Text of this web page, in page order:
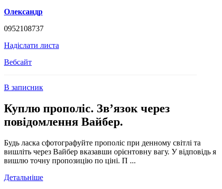
Олександр
0952108737
Надіслати листа
Вебсайт
В записник
Куплю прополіс. Звʼязок через
повідомлення Вайбер.
Будь ласка сфотографуйте прополіс при денному світлі та
вишліть через Вайбер вказавши орієнтовну вагу. У відповідь я
вишлю точну пропозицію по ціні. П ...
Детальніше